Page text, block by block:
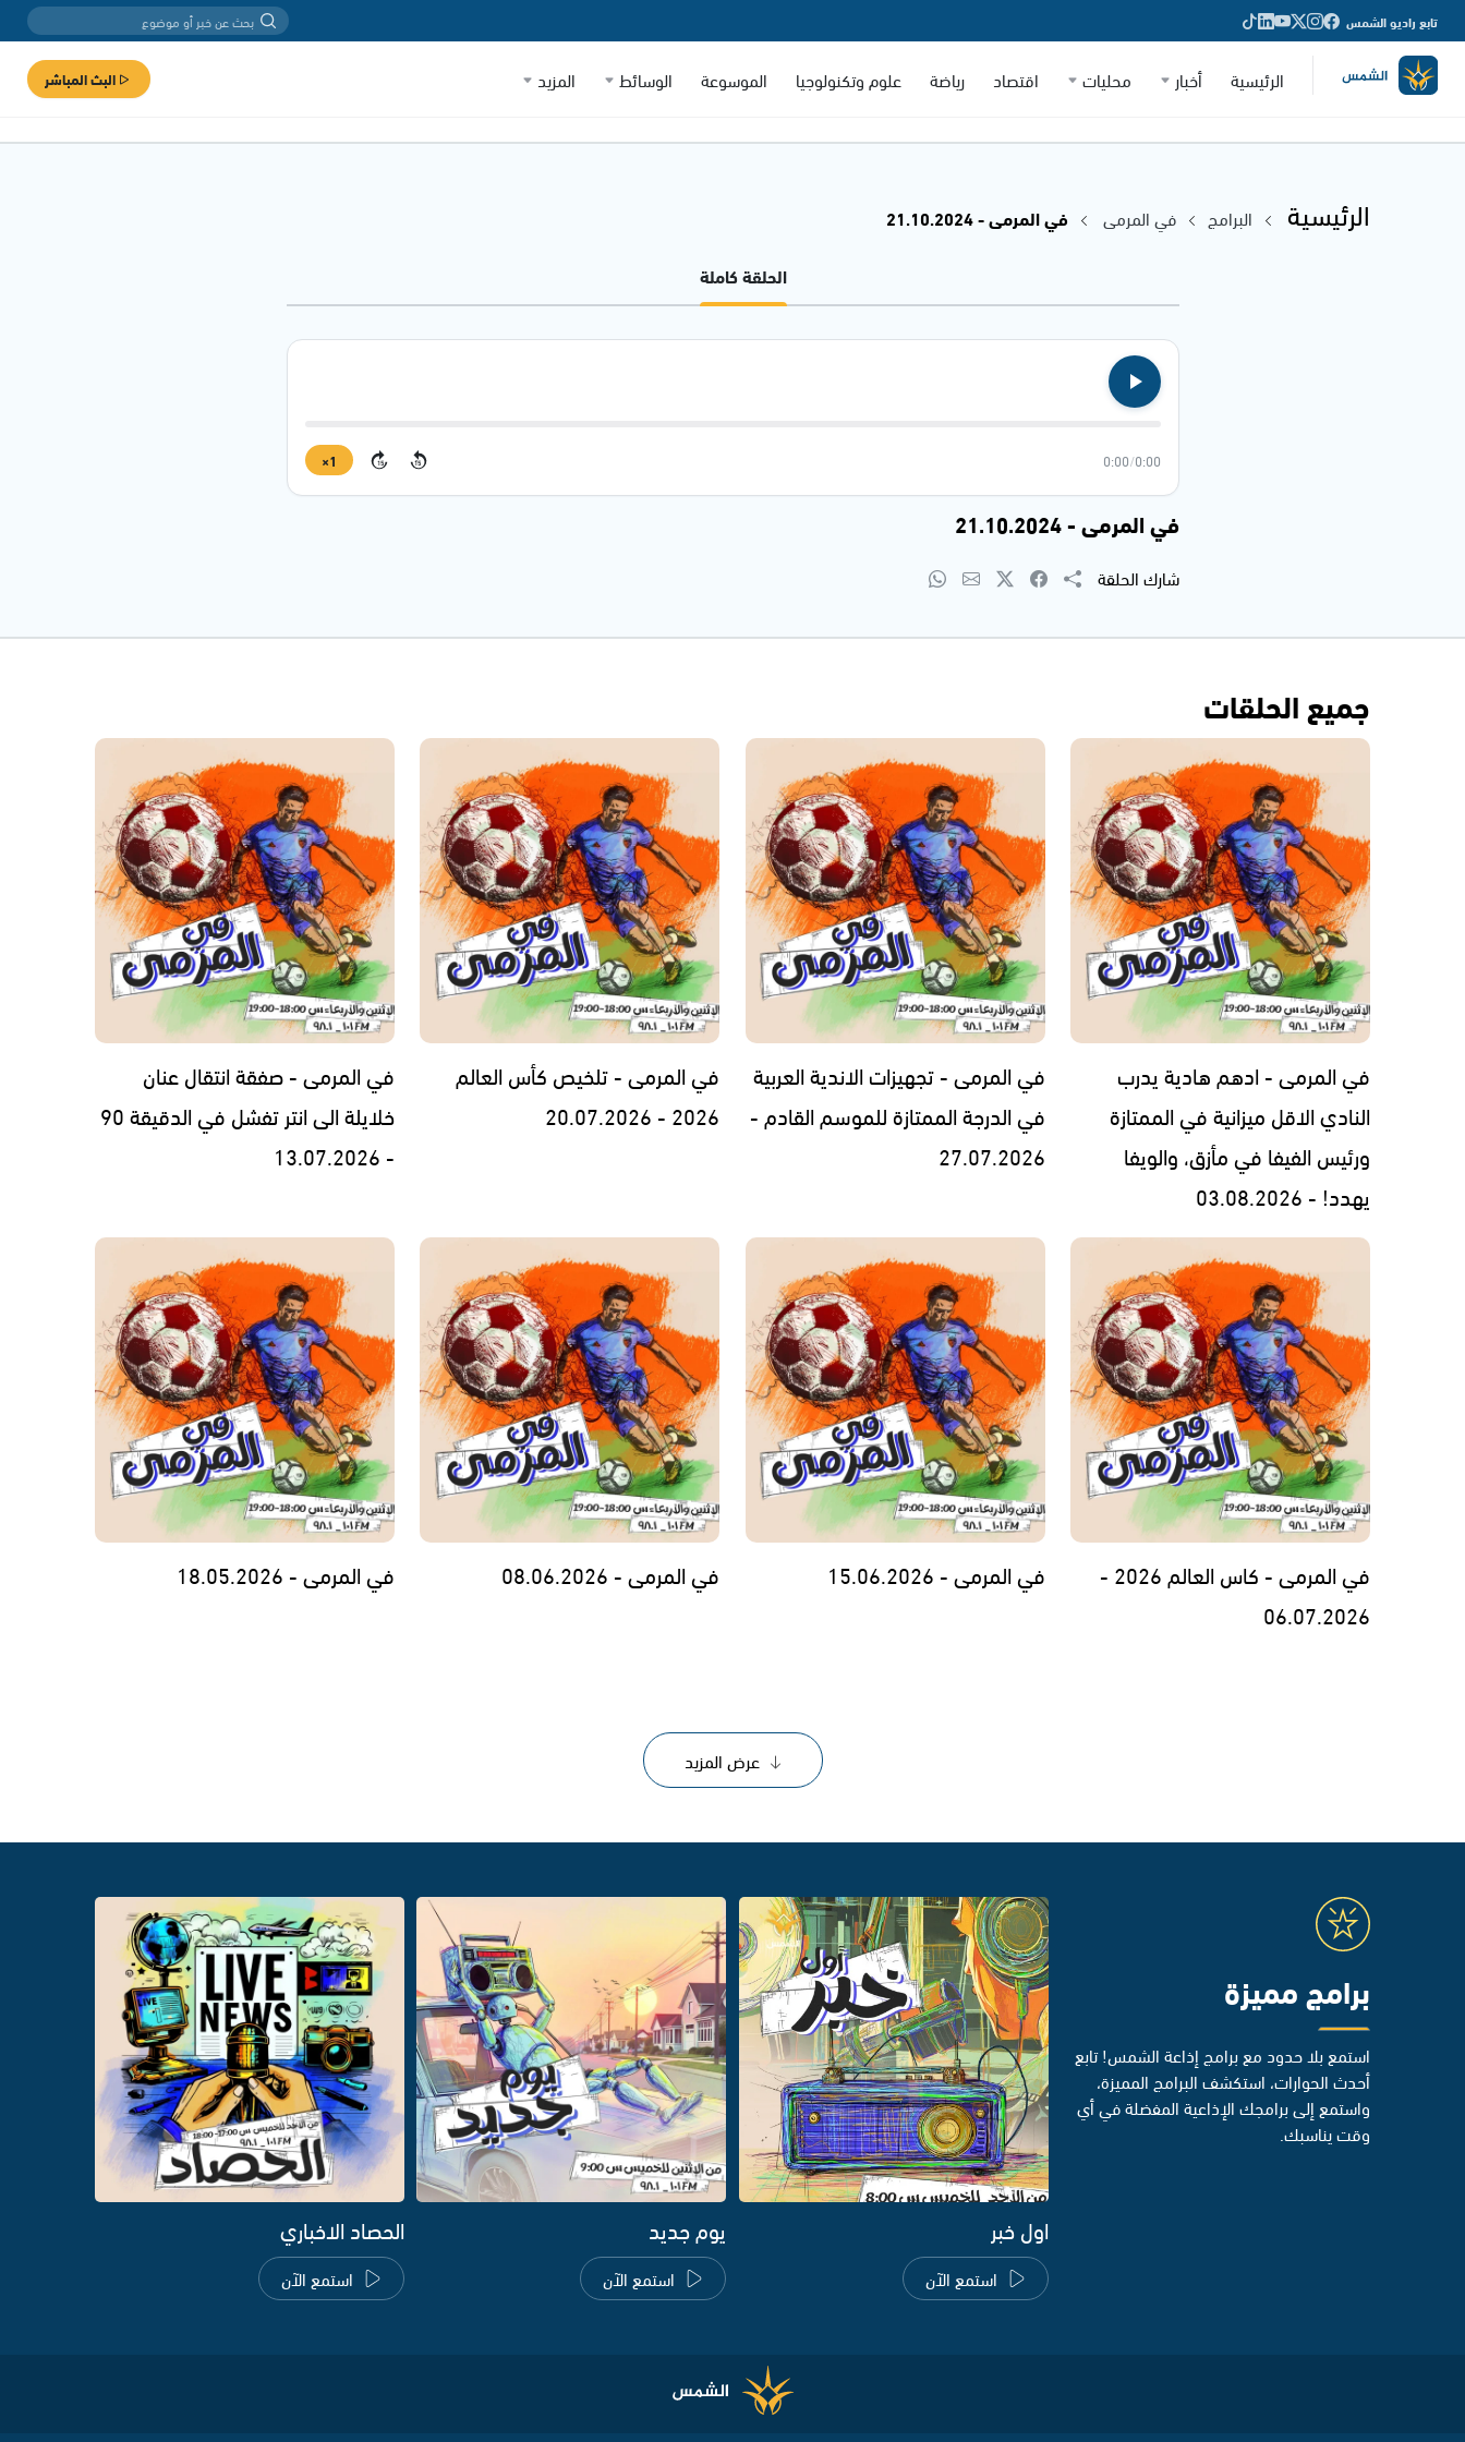
تابع راديو الشمس
الرئيسية أخبار محليات اقتصاد رياضة علوم وتكنولوجيا الموسوعة الوسائط المزيد البث المباشر
الرئيسية البرامج في المرمى
في المرمى - 21.10.2024
الحلقة كاملة
0:00
/
0:00
15
15
1×
في المرمى - 21.10.2024
شارك الحلقة
جميع الحلقات
في المرمى - ادهم هادية يدرب
النادي الاقل ميزانية في الممتازة
ورئيس الفيفا في مأزق، والويفا
يهدد! - 03.08.2026
في المرمى - تجهيزات الاندية العربية
في الدرجة الممتازة للموسم القادم -
27.07.2026
في المرمى - تلخيص كأس العالم
2026 - 20.07.2026
في المرمى - صفقة انتقال عنان
خلايلة الى انتر تفشل في الدقيقة 90
- 13.07.2026
في المرمى - كاس العالم 2026 -
06.07.2026
في المرمى - 15.06.2026 في المرمى - 08.06.2026 في المرمى - 18.05.2026
عرض المزيد
برامج مميزة
استمع بلا حدود مع برامج إذاعة الشمس! تابع
أحدث الحوارات، استكشف البرامج المميزة،
واستمع إلى برامجك الإذاعية المفضلة في أي
وقت يناسبك.
اول خبر
استمع الآن
يوم جديد
استمع الآن
الحصاد الاخباري
استمع الآن